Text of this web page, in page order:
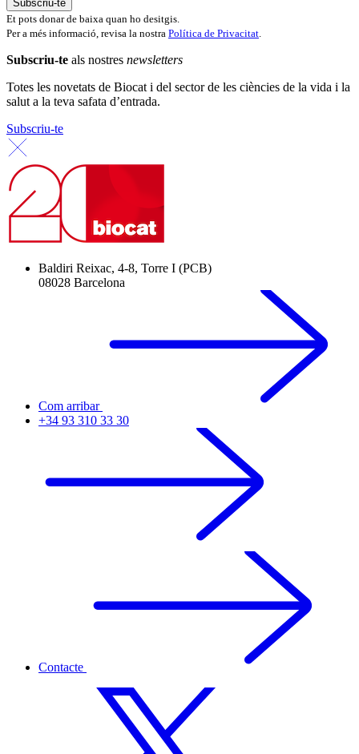
Et pots donar de baixa quan ho desitgis.
Per a més informació, revisa la nostra Política de Privacitat.
Subscriu-te als nostres newsletters
Totes les novetats de Biocat i del sector de les ciències de la vida i la
salut a la teva safata d’entrada.
Subscriu-te
Baldiri Reixac, 4-8, Torre I (PCB)
08028 Barcelona
Com arribar
+34 93 310 33 30
Contacte